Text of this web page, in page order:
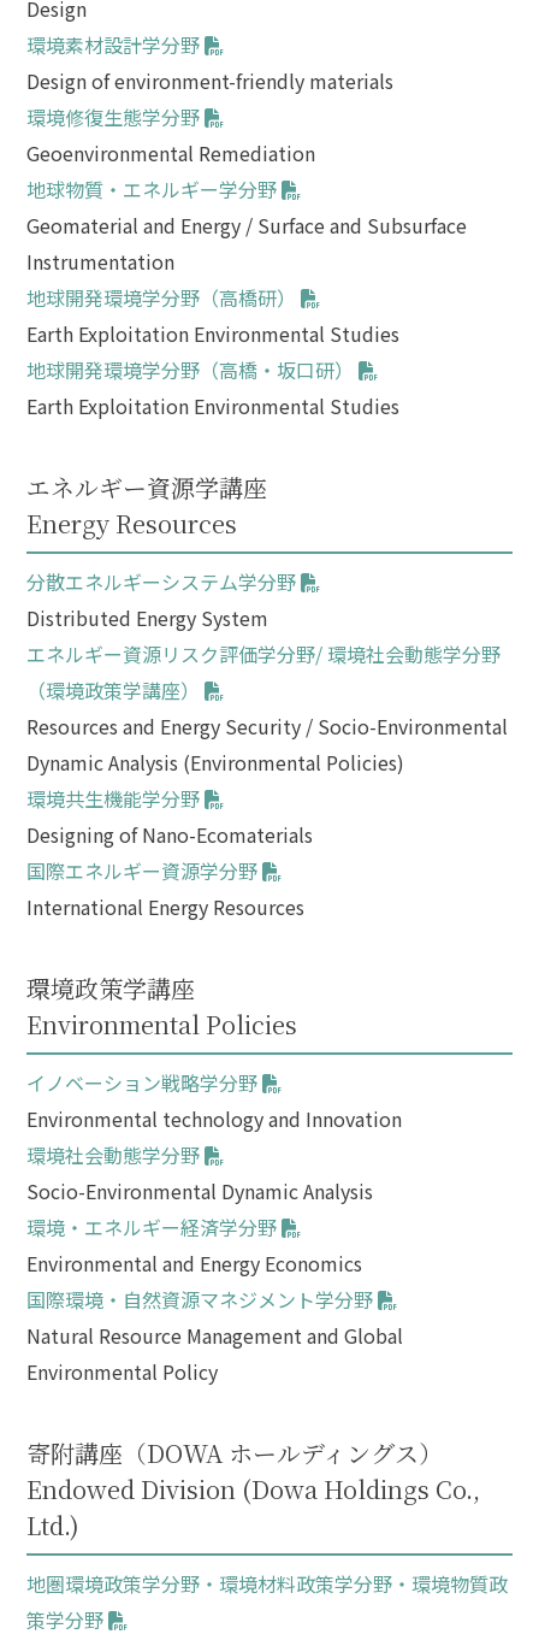
Design
環境素材設計学分野
Design of environment-friendly materials
環境修復生態学分野
Geoenvironmental Remediation
地球物質・エネルギー学分野
Geomaterial and Energy / Surface and Subsurface
Instrumentation
地球開発環境学分野（高橋研）
Earth Exploitation Environmental Studies
地球開発環境学分野（高橋・坂口研）
Earth Exploitation Environmental Studies
エネルギー資源学講座
Energy Resources
分散エネルギーシステム学分野
Distributed Energy System
エネルギー資源リスク評価学分野/ 環境社会動態学分野
（環境政策学講座）
Resources and Energy Security / Socio-Environmental
Dynamic Analysis (Environmental Policies)
環境共生機能学分野
Designing of Nano-Ecomaterials
国際エネルギー資源学分野
International Energy Resources
環境政策学講座
Environmental Policies
イノベーション戦略学分野
Environmental technology and Innovation
環境社会動態学分野
Socio-Environmental Dynamic Analysis
環境・エネルギー経済学分野
Environmental and Energy Economics
国際環境・自然資源マネジメント学分野
Natural Resource Management and Global
Environmental Policy
寄附講座（DOWA ホールディングス）
Endowed Division (Dowa Holdings Co.,
Ltd.)
地圏環境政策学分野・環境材料政策学分野・環境物質政
策学分野